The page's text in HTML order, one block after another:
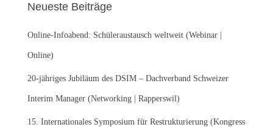
n
a
c
:
Neueste Beiträge
Online-Infoabend: Schüleraustausch weltweit (Webinar |
Online)
20-jähriges Jubiläum des DSIM – Dachverband Schweizer
Interim Manager (Networking | Rapperswil)
15. Internationales Symposium für Restrukturierung (Kongress